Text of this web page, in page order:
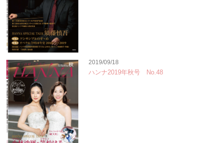
2019/09/18
ハンナ2019年秋号 No.48